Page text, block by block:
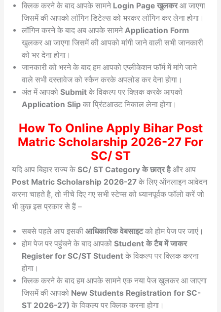
क्लिक करने के बाद आपके सामने Login Page खुलकरआ जाएगा
जिसमें की आपको लॉगिन डिटेल्स को भरकर लॉगिन कर लेना होगा।
लॉगिन करने के बाद अब आपके सामने Application Form
खुलकर आ जाएगा जिसमें की आपको मांगी जाने वाली सभी जानकारी
को भर देना होगा।
जानकारी को भरने के बाद हम आपको एप्लीकेशन फॉर्म में मांगे जाने
वाले सभी दस्तावेज को स्कैन करके अपलोड कर देना होगा।
अंत में आपको Submit के विकल्प पर क्लिक करके आपको
Application Slip का प्रिंटआउट निकाल लेना होगा।
How To Online Apply Bihar Post
Matric Scholarship 2026-27 For
SC/ ST
यदि आप बिहार राज्य के SC/ ST Category के छात्र हैऔर आप
Post Matric Scholarship 2026-27के लिए ऑनलाइन आवेदन
करना चाहते है, तो नीचे दिए गए सभी स्टेप्स को ध्यानपूर्वक फॉलो करें जो
भी कुछ इस प्रकार से हैं –
सबसे पहले आप इसकी आधिकारिक वेबसाइटको होम पेज पर जाएं।
होम पेज पर पहुंचने के बाद आपको Student के टैब में जाकर
Register for SC/ST Studentके विकल्प पर क्लिक करना
होगा।
क्लिक करने के बाद हम आपके सामने एक नया पेज खुलकर आ जाएगा
जिसमें की आपको New Students Registration for SC-
ST 2026-27) के विकल्प पर क्लिक करना होगा।